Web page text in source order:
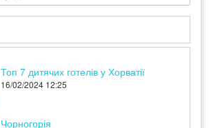
Топ 7 дитячих готелів у Хорватії
16/02/2024 12:25
Чорногорія